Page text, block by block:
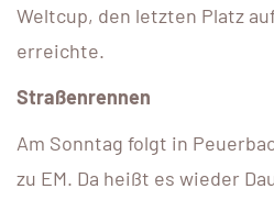
Weltcup, den letzten Platz
erreichte.
Straßenrennen
Am Sonntag folgt in
zu EM. Da heißt es wieder